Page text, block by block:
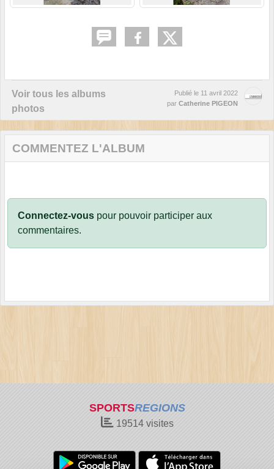
Voir tous les albums
photos
Publié le 11 avril 2022
par Catherine PIGEON
COMMENTEZ L'ALBUM
Connectez-vous pour pouvoir participer aux
commentaires.
SPORTSREGIONS
19514visites